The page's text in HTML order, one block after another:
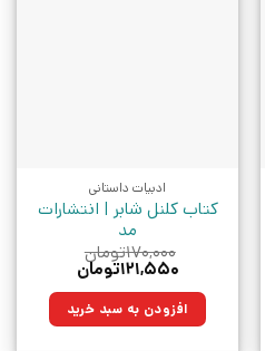
ادبیات داستانی
کتاب کلنل شابر | انتشارات
مد
۱۷۰,۰۰۰تومان
قیمت
۱۷۰,۰۰۰تومان
بود.
۱۲۱,۵۵۰تومان
۱۲۱,۵۵۰تومان.افزودن به سبد خرید